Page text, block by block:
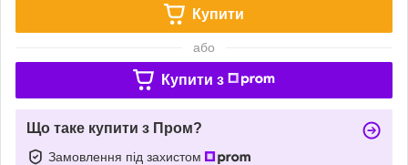
Купити
або
Купити з
Що таке купити з Пром?
Замовлення під захистом